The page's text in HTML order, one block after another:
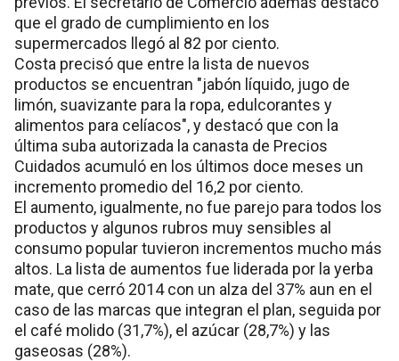
que el grado de cumplimiento en los
supermercados llegó al 82 por ciento.
Costa precisó que entre la lista de nuevos
productos se encuentran "jabón líquido, jugo de
limón, suavizante para la ropa, edulcorantes y
alimentos para celíacos", y destacó que con la
última suba autorizada la canasta de Precios
Cuidados acumuló en los últimos doce meses un
incremento promedio del 16,2 por ciento.
El aumento, igualmente, no fue parejo para todos los
productos y algunos rubros muy sensibles al
consumo popular tuvieron incrementos mucho más
altos. La lista de aumentos fue liderada por la yerba
mate, que cerró 2014 con un alza del 37% aun en el
caso de las marcas que integran el plan, seguida por
el café molido (31,7%), el azúcar (28,7%) y las
gaseosas (28%).